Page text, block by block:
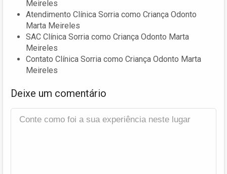
Meireles
Atendimento Clínica Sorria como Criança Odonto
Marta Meireles
SAC Clínica Sorria como Criança Odonto Marta
Meireles
Contato Clínica Sorria como Criança Odonto Marta
Meireles
Deixe um comentário